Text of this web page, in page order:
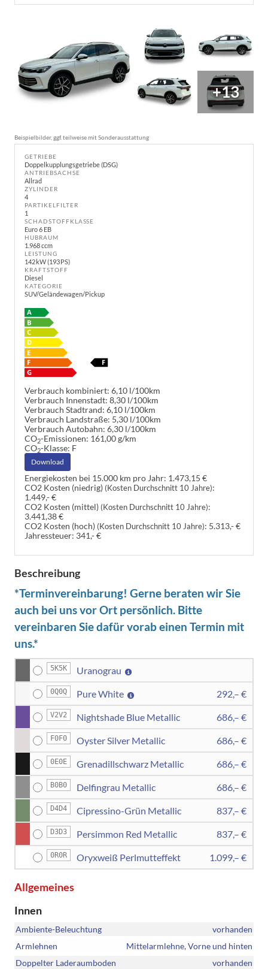
+13
Beispielbilder, ggf. teilweise mit Sonderausstattung
GETRIEBE
Doppelkupplungsgetriebe (DSG)
ANTRIEBSACHSE
Allrad
ZYLINDER
4
PARTIKELFILTER
1
SCHADSTOFFKLASSE
Euro 6 EB
HUBRAUM
1.968 ccm
LEISTUNG
142 kW (193 PS)
KRAFTSTOFF
Diesel
KATEGORIE
SUV/Geländewagen/Pickup
Verbrauch kombiniert: 6,10 l/100km
Verbrauch Innenstadt: 8,30 l/100km
Verbrauch Stadtrand: 6,10 l/100km
Verbrauch Landstraße: 5,30 l/100km
Verbrauch Autobahn: 6,30 l/100km
CO2-Emissionen: 161,00 g/km
CO2-Klasse: F
Download
Energiekosten bei 15.000 km pro Jahr: 1.473,15 €
CO2 Kosten (niedrig) (Kosten Durchschnitt 10 Jahre):
1.449,- €
CO2 Kosten (mittel) (Kosten Durchschnitt 10 Jahre):
3.441,38 €
CO2 Kosten (hoch) (Kosten Durchschnitt 10 Jahre): 5.313,- €
Jahressteuer: 341,- €
Beschreibung
*Terminvereinbarung! Gerne beraten wir Sie
auch bei uns vor Ort persönlich. Bitte
vereinbaren Sie dafür vorab einen Termin mit
uns.*
5K5K Uranograu
0Q0Q Pure White 292,– €
V2V2 Nightshade Blue Metallic 686,– €
F0F0 Oyster Silver Metallic 686,– €
0E0E Grenadillschwarz Metallic 686,– €
B0B0 Delfingrau Metallic 686,– €
D4D4 Cipressino-Grün Metallic 837,– €
D3D3 Persimmon Red Metallic 837,– €
0R0R Oryxweiß Perlmutteffekt 1.099,– €
Allgemeines
Innen
Ambiente-Beleuchtung
vorhanden
Armlehnen
Mittelarmlehne, Vorne und hinten
Doppelter Laderaumboden
vorhanden